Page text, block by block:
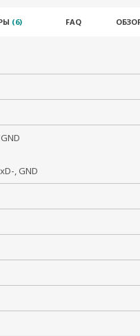
(6) FAQ
GND
, GND